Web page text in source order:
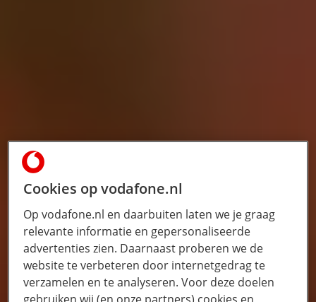
Cookies op vodafone.nl
Op vodafone.nl en daarbuiten laten we je graag
relevante informatie en gepersonaliseerde
advertenties zien. Daarnaast proberen we de
website te verbeteren door internetgedrag te
verzamelen en te analyseren. Voor deze doelen
gebruiken wij (en onze partners) cookies en